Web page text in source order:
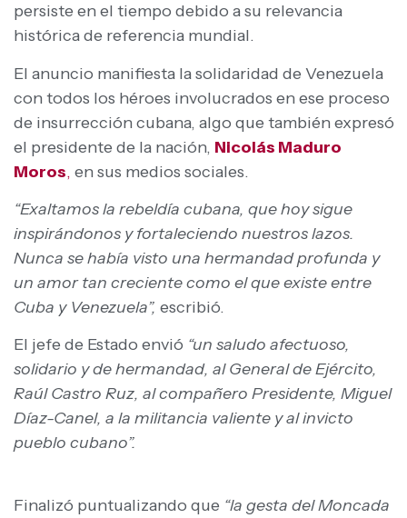
persiste en el tiempo debido a su relevancia
histórica de referencia mundial.
El anuncio manifiesta la solidaridad de Venezuela
con todos los héroes involucrados en ese proceso
de insurrección cubana, algo que también expresó
el presidente de la nación, Nicolás Maduro
Moros, en sus medios sociales.
“Exaltamos la rebeldía cubana, que hoy sigue
inspirándonos y fortaleciendo nuestros lazos.
Nunca se había visto una hermandad profunda y
un amor tan creciente como el que existe entre
Cuba y Venezuela”, escribió.
El jefe de Estado envió “un saludo afectuoso,
solidario y de hermandad, al General de Ejército,
Raúl Castro Ruz, al compañero Presidente, Miguel
Díaz-Canel, a la militancia valiente y al invicto
pueblo cubano”.
Finalizó puntualizando que “la gesta del Moncada